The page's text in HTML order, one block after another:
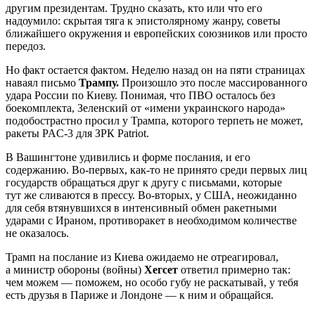
другим президентам. Трудно сказать, кто или что его
надоумило: скрытая тяга к эпистолярному жанру, советы
ближайшего окружения и европейских союзников или просто
передоз.
Но факт остается фактом. Неделю назад он на пяти страницах
наваял письмо Трампу. Произошло это после массированного
удара России по Киеву. Понимая, что ПВО осталось без
боекомплекта, Зеленский от «имени украинского народа»
подобострастно просил у Трампа, которого терпеть не может,
ракеты PAC-3 для ЗРК Patriot.
В Вашингтоне удивились и форме послания, и его
содержанию. Во-первых, как-то не принято среди первых лиц
государств обращаться друг к другу с письмами, которые
тут же сливаются в прессу. Во-вторых, у США, неожиданно
для себя втянувшихся в интенсивный обмен ракетными
ударами с Ираном, противоракет в необходимом количестве
не оказалось.
Трамп на послание из Киева ожидаемо не отреагировал,
а министр обороны (войны) Хегсет ответил примерно так:
чем можем — поможем, но особо губу не раскатывай, у тебя
есть друзья в Париже и Лондоне — к ним и обращайся.